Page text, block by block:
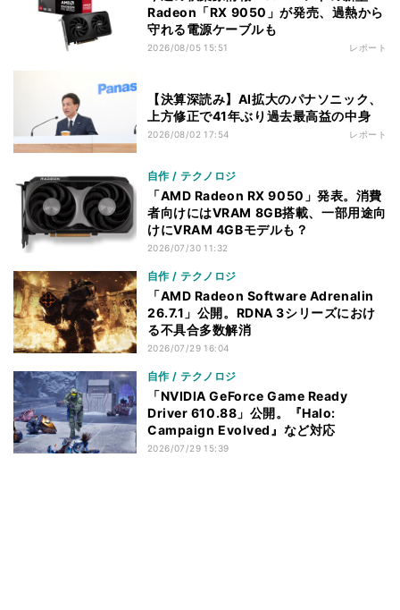
Radeon「RX 9050」が発売、過熱から
守れる電源ケーブルも
2026/08/05 15:51 レポート
【決算深読み】AI拡大のパナソニック、
上方修正で41年ぶり過去最高益の中身
2026/08/02 17:54 レポート
自作 / テクノロジ
「AMD Radeon RX 9050」発表。消費
者向けにはVRAM 8GB搭載、一部用途向
けにVRAM 4GBモデルも？
2026/07/30 11:32
自作 / テクノロジ
「AMD Radeon Software Adrenalin
26.7.1」公開。RDNA 3シリーズにおけ
る不具合多数解消
2026/07/29 16:04
自作 / テクノロジ
「NVIDIA GeForce Game Ready
Driver 610.88」公開。『Halo:
Campaign Evolved』など対応
2026/07/29 15:39